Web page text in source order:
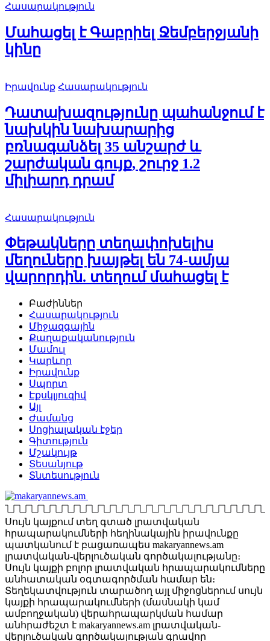
Հասարակություն
Մահացել է Գաբրիել Ջեմբերջյանի
կինը
Իրավունք Հասարակություն
Դատախազությունը պահանջում է
նախկին նախարարից
բռնագանձել 35 անշարժ և
շարժական գույք, շուրջ 1.2
միլիարդ դրամ
Հասարակություն
Փեթակները տեղափոխելիս
մեղուները խայթել են 74-ամյա
վարորդին. տեղում մահացել է
Բաժիններ
Հասարակություն
Միջազգային
Քաղաքականություն
Մամուլ
Կարևոր
Իրավունք
Սպորտ
Էքսկլյուզիվ
Այլ
Ժամանց
Սոցիալական էջեր
Գիտություն
Մշակույթ
Տեսանյութ
Տնտեսություն
Սույն կայքում տեղ գտած լրատվական
հրապարակումների հեղինակային իրավունքը
պատկանում է բացառապես makaryannews.am
լրատվական-վերլուծական գործակալությանը։
Սույն կայքի բոլոր լրատվական հրապարակումները
անհատական օգտագործման համար են։
Տեղեկատվություն տարածող այլ միջոցներում սույն
կայքի հրապարակումների (մասնակի կամ
ամբողջական) վերահրապարկման համար
անհրաժեշտ է makaryannews.am լրատվական-
վերլուծական գործակալության գրավոր